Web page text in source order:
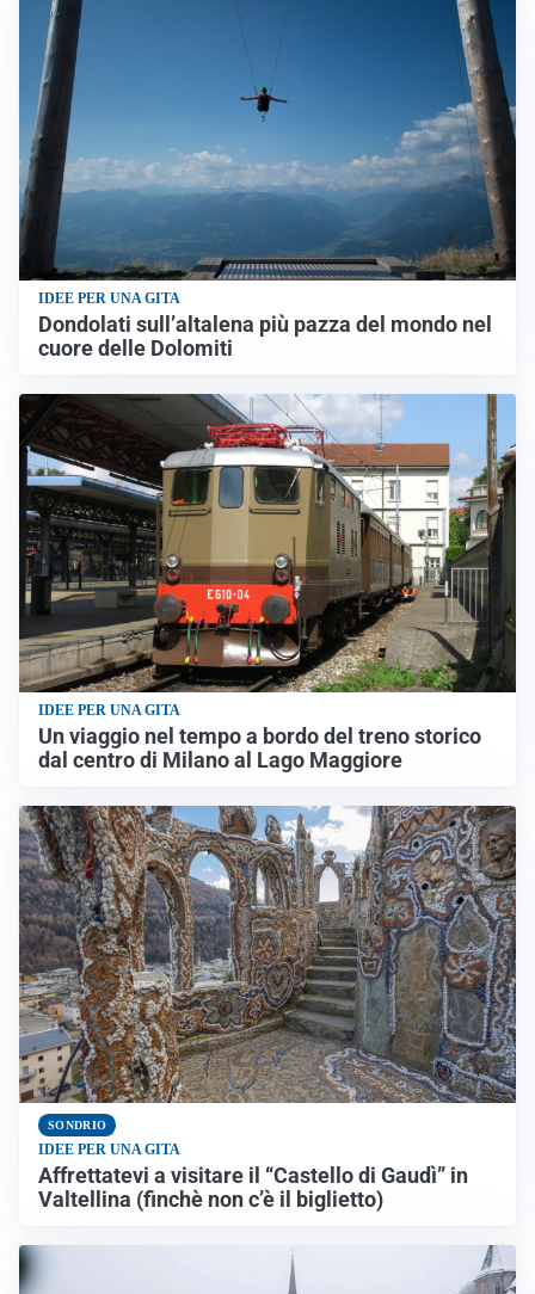
IDEE PER UNA GITA
Dondolati sull’altalena più pazza del mondo nel
cuore delle Dolomiti
IDEE PER UNA GITA
Un viaggio nel tempo a bordo del treno storico
dal centro di Milano al Lago Maggiore
SONDRIO
IDEE PER UNA GITA
Affrettatevi a visitare il “Castello di Gaudì” in
Valtellina (finchè non c’è il biglietto)